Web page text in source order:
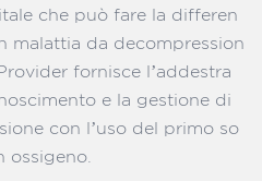
che può fare la differen
malattia da decompression
fornisce l’addestra
e la gestione di
con l’uso del primo so
ossigeno.